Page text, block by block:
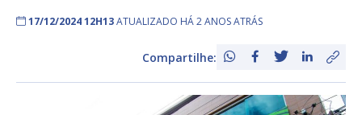
17/12/2024 12H13ATUALIZADO HÁ 2 ANOS ATRÁS
Compartilhe: